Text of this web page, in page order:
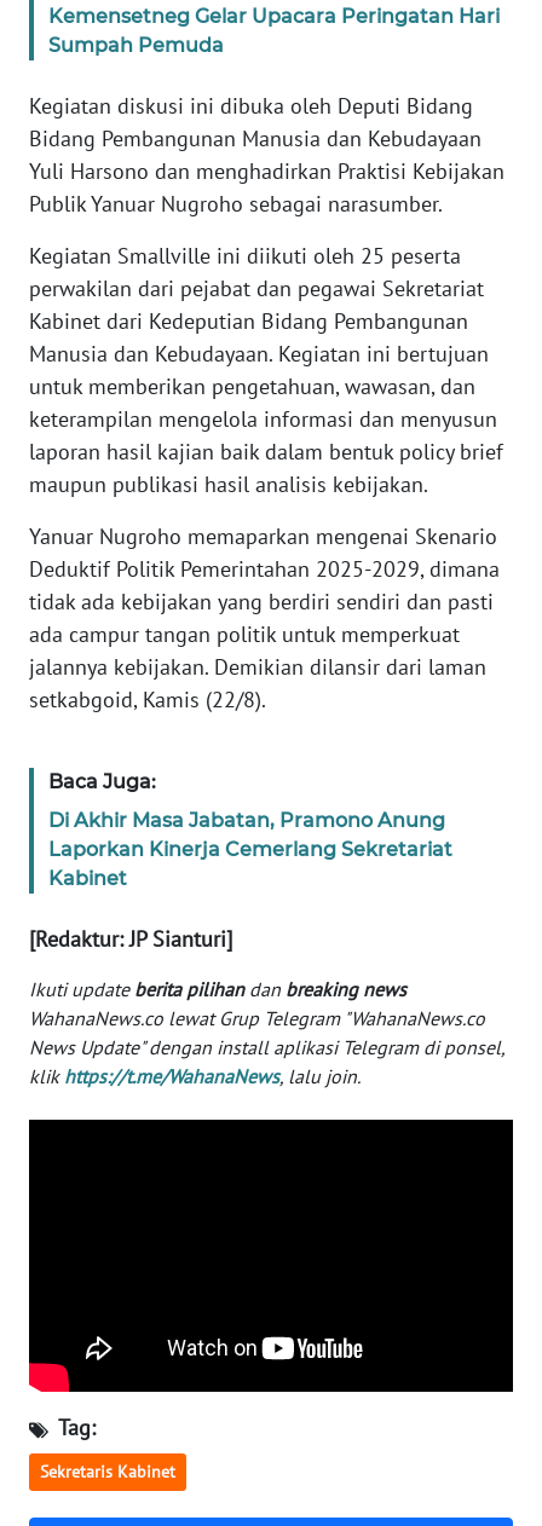
Kemensetneg Gelar Upacara Peringatan Hari
Sumpah Pemuda
Kegiatan diskusi ini dibuka oleh Deputi Bidang
Bidang Pembangunan Manusia dan Kebudayaan
Yuli Harsono dan menghadirkan Praktisi Kebijakan
Publik Yanuar Nugroho sebagai narasumber.
Kegiatan Smallville ini diikuti oleh 25 peserta
perwakilan dari pejabat dan pegawai Sekretariat
Kabinet dari Kedeputian Bidang Pembangunan
Manusia dan Kebudayaan. Kegiatan ini bertujuan
untuk memberikan pengetahuan, wawasan, dan
keterampilan mengelola informasi dan menyusun
laporan hasil kajian baik dalam bentuk policy brief
maupun publikasi hasil analisis kebijakan.
Yanuar Nugroho memaparkan mengenai Skenario
Deduktif Politik Pemerintahan 2025-2029, dimana
tidak ada kebijakan yang berdiri sendiri dan pasti
ada campur tangan politik untuk memperkuat
jalannya kebijakan. Demikian dilansir dari laman
setkabgoid, Kamis (22/8).
Baca Juga:
Di Akhir Masa Jabatan, Pramono Anung
Laporkan Kinerja Cemerlang Sekretariat
Kabinet
[Redaktur: JP Sianturi]
Ikuti update berita pilihandan breaking news
WahanaNews.co lewat Grup Telegram "WahanaNews.co
News Update" dengan install aplikasi Telegram di ponsel,
klik https://t.me/WahanaNews, lalu join.
Tag:
Sekretaris Kabinet
MEDIA
SIBER
REDAKSI
KARIR
Wahana
News
WN
SUMUT
WN
WN
JABAR
WN
BANTEN
NTT
WN
KEPRI
WN
WN
PAPUA
BARAT
JAMBI
SULTRA